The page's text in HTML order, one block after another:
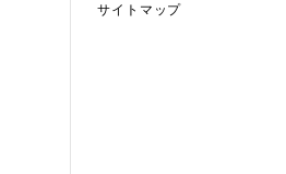
サイトマップ